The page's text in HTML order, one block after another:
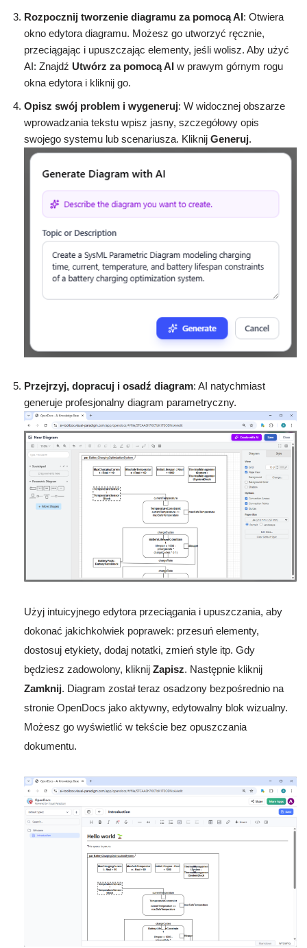
Rozpocznij tworzenie diagramu za pomocą AI: Otwiera
okno edytora diagramu. Możesz go utworzyć ręcznie,
przeciągając i upuszczając elementy, jeśli wolisz. Aby użyć
AI: Znajdź Utwórz za pomocą AI w prawym górnym rogu
okna edytora i kliknij go.
Opisz swój problem i wygeneruj: W widocznej obszarze
wprowadzania tekstu wpisz jasny, szczegółowy opis
swojego systemu lub scenariusza. Kliknij Generuj.
Przejrzyj, dopracuj i osadź diagram: AI natychmiast
generuje profesjonalny diagram parametryczny.
Użyj intuicyjnego edytora przeciągania i upuszczania, aby
dokonać jakichkolwiek poprawek: przesuń elementy,
dostosuj etykiety, dodaj notatki, zmień style itp. Gdy
będziesz zadowolony, kliknij Zapisz. Następnie kliknij
Zamknij. Diagram został teraz osadzony bezpośrednio na
stronie OpenDocs jako aktywny, edytowalny blok wizualny.
Możesz go wyświetlić w tekście bez opuszczania
dokumentu.